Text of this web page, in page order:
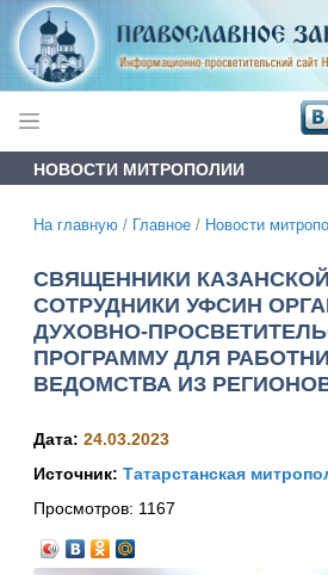
НОВОСТИ МИТРОПОЛИИ
На главную / Главное / Новости
СВЯЩЕННИКИ
СОТРУДНИКИ УФСИН
ДУХОВНО-
ПРОГРАММУ ДЛЯ
ВЕДОМСТВА ИЗ
Дата: 24.03.2023
Источник: Татарстанская
Просмотров: 1167